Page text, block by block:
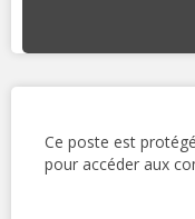
Ce poste est
pour accéder aux